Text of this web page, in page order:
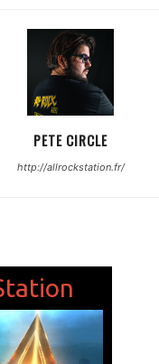
PETE CIRCLE
http://allrockstation.fr/